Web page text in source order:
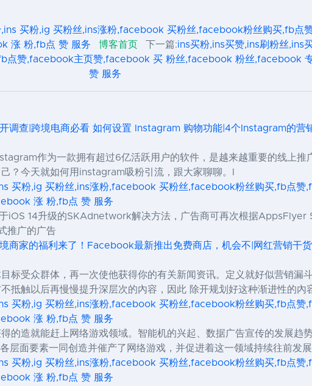
,ins 买粉,ig 买粉丝,ins涨粉,facebook 买粉丝,facebook粉丝购买,fb
涨 粉,fb点 赞 服务
博客首页 下一篇:ins买粉,ins买赞,ins刷粉丝,ins
点赞,facebook主页赞,facebook 买 粉丝,facebook 粉丝,facebook
赞 服务
调查|跨境电商必看 如何设置 Instagram 购物功能|4个Instagram的营
作为一款拥有超过6亿活跃用户的软件，是越来越重要的线上推
？今天就如何用instagram吸粉引流，跟大家聊聊。I
买粉,ig 买粉丝,ins涨粉,facebook 买粉丝,facebook粉丝购买,fb点
涨 粉,fb点 赞 服务
14升级的SKAdnetwork解决方法，广告商可再次根据AppsFlyer
推广的广告
商家的福利来了！Facebook最新推出免费商店，机会不|网红营销干
标受众群体，再一次使他获得你的有关新闻资讯。定义就好似营销漏
抵触以后再慢慢提升深层次的內容，因此 除开规划好这种渐进性的內
买粉,ig 买粉丝,ins涨粉,facebook 买粉丝,facebook粉丝购买,fb点
涨 粉,fb点 赞 服务
的造就能赶上网络游戏领域。智能机的兴起、数据广告宣传的发展趋
层面要素一同创造并催产了网络游戏，并促进着这一领域持续往前发
买粉,ig 买粉丝,ins涨粉,facebook 买粉丝,facebook粉丝购买,fb点
涨 粉,fb点 赞 服务